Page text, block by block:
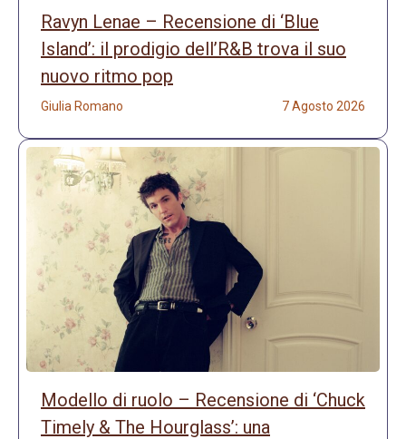
Ravyn Lenae – Recensione di ‘Blue
Island’: il prodigio dell’R&B trova il suo
nuovo ritmo pop
Giulia Romano 7 Agosto 2026
Modello di ruolo – Recensione di ‘Chuck
Timely & The Hourglass’: una